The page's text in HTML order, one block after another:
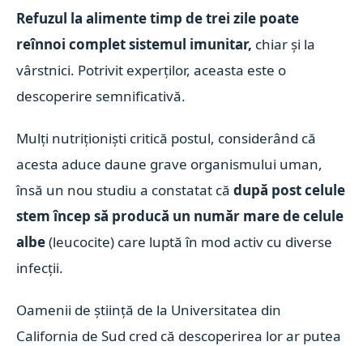
Refuzul la alimente timp de trei zile poate
reînnoi complet sistemul imunitar, chiar și la
vârstnici. Potrivit experților, aceasta este o
descoperire semnificativă.
Mulți nutriționiști critică postul, considerând că
acesta aduce daune grave organismului uman,
însă un nou studiu a constatat că după post celule
stem încep să producă un număr mare de celule
albe(leucocite) care luptă în mod activ cu diverse
infecții.
Oamenii de știință de la Universitatea din
California de Sud cred că descoperirea lor ar putea